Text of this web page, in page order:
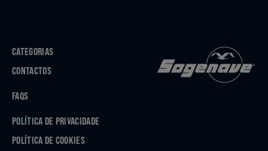
CATEGORIAS
CONTACTOS
FAQS
POLÍTICA DE PRIVACIDADE
POLÍTICA DE COOKIES